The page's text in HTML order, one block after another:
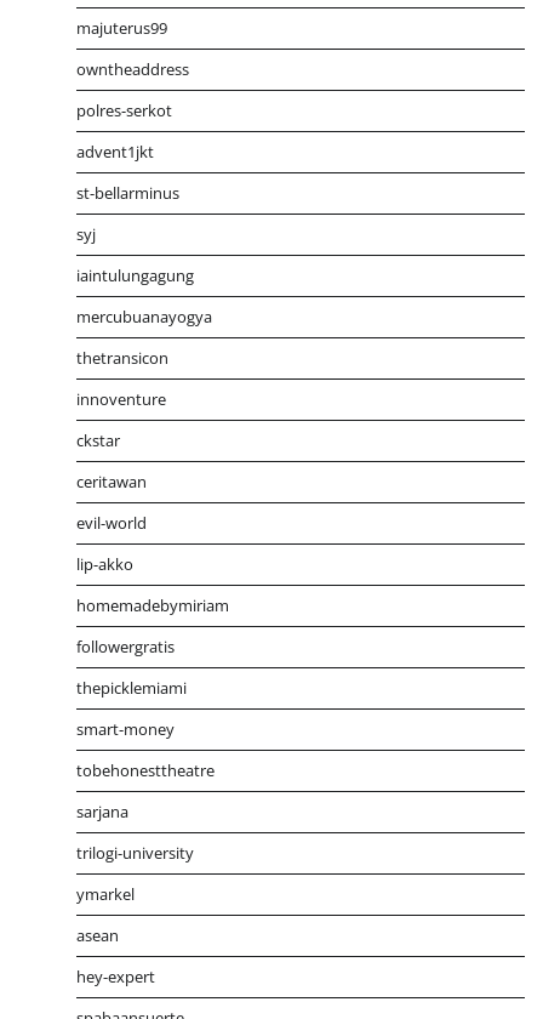
majuterus99
owntheaddress
polres-serkot
advent1jkt
st-bellarminus
syj
iaintulungagung
mercubuanayogya
thetransicon
innoventure
ckstar
ceritawan
evil-world
lip-akko
homemadebymiriam
followergratis
thepicklemiami
smart-money
tobehonesttheatre
sarjana
trilogi-university
ymarkel
asean
hey-expert